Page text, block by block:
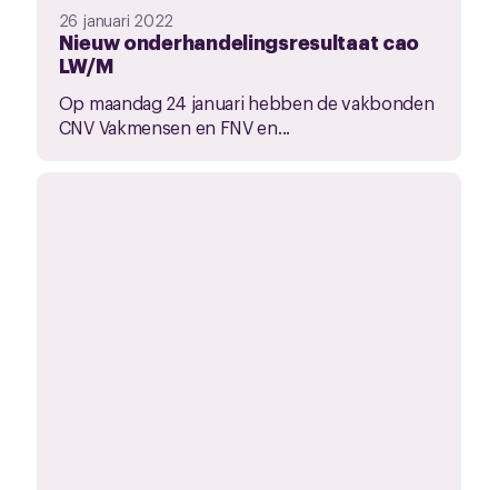
26 januari 2022
Nieuw onderhandelingsresultaat cao
LW/M
Op maandag 24 januari hebben de vakbonden
CNV Vakmensen en FNV en...